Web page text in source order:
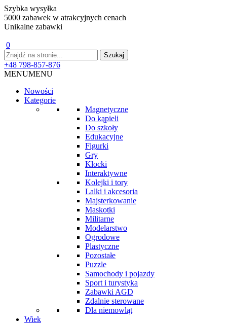
Szybka wysyłka
5000 zabawek w atrakcyjnych cenach
Unikalne zabawki
0
+48 798-857-876
MENUMENU
Nowości
Kategorie
Magnetyczne
Do kąpieli
Do szkoły
Edukacyjne
Figurki
Gry
Klocki
Interaktywne
Kolejki i tory
Lalki i akcesoria
Majsterkowanie
Maskotki
Militarne
Modelarstwo
Ogrodowe
Plastyczne
Pozostałe
Puzzle
Samochody i pojazdy
Sport i turystyka
Zabawki AGD
Zdalnie sterowane
Dla niemowląt
Wiek